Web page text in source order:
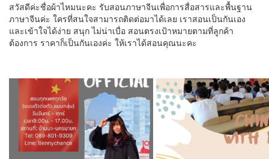
สวัสดีค่ะชื่อผ้าไหมนะคะ รับสอนภาษาจีนเพื่อการสื่อสารและพื้นฐาน
ภาษาจีนค่ะ ใครที่สนใจสามารถติดต่อมาได้เลย เราสอนเป็นกันเอง
และเข้าใจได้ง่าย สนุก ไม่น่าเบื่อ สอนตรงเป้าหมายตามที่ลูกค้า
ต้องการ ราคาก็เป็นกันเองค่ะ ให้เราได้สอนคุณนะคะ